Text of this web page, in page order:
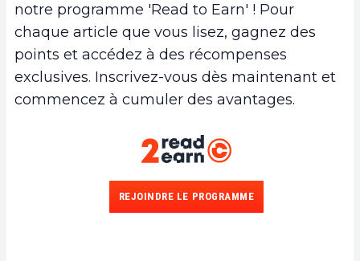
notre programme 'Read to Earn' ! Pour
chaque article que vous lisez, gagnez des
points et accédez à des récompenses
exclusives. Inscrivez-vous dès maintenant et
commencez à cumuler des avantages.
REJOINDRE LE PROGRAMME